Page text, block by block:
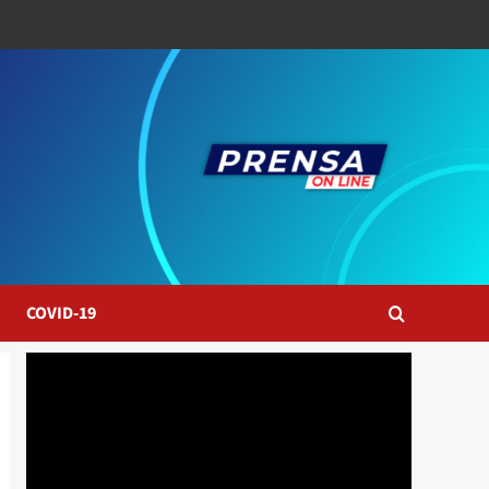
COVID-19